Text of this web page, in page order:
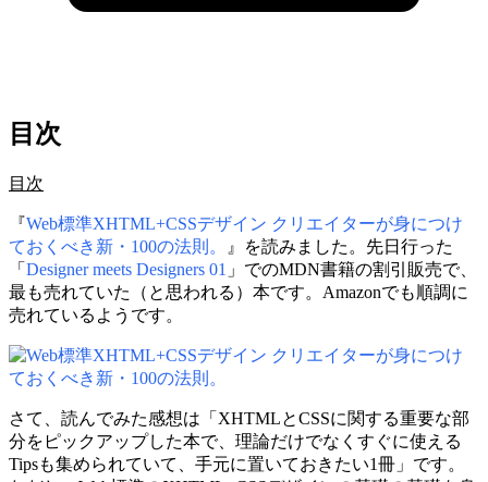
目次
目次
『Web標準XHTML+CSSデザイン クリエイターが身につけ
ておくべき新・100の法則。
』を読みました。先日行った
「 Designer meets Designers 01 」でのMDN書籍の割引販売で、
最も売れていた（と思われる）本です。Amazonでも順調に
売れているようです。
さて、読んでみた感想は「XHTMLとCSSに関する重要な部
分をピックアップした本で、理論だけでなくすぐに使える
Tipsも集められていて、手元に置いておきたい1冊」です。